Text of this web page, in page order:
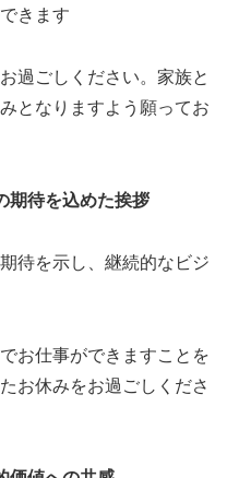
きます
過ごしください。家族と
となりますよう願ってお
期待を込めた挨拶
待を示し、継続的なビジ
お仕事ができますことを
お休みをお過ごしくださ